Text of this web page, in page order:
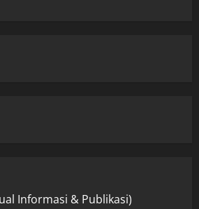
Informasi & Publikasi)